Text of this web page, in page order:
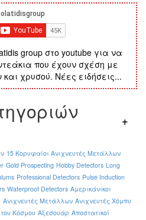
group στο youtube για να
που έχουν σχέση με
χρυσού. Νέες ειδήσεις...
15 Κορυφαίοι Ανιχνευτές Μετάλλων
Gold Prospecting Hobby Detectors Long
Professional Detectors Pulse Induction
Waterproof Detectors Αμερικάνικοι
Ανιχνευτές Μετάλλων Ανιχνευτές Χόμπυ
Κόσμου Αξεσουάρ Αποστατικοί